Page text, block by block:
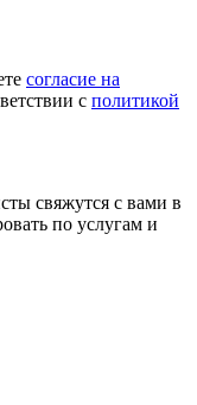
согласие на
с политикой
свяжутся с вами в
по услугам и